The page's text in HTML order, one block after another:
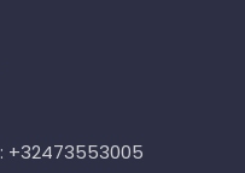
: +32473553005